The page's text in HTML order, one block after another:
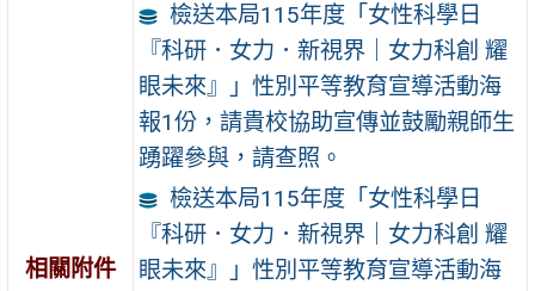
相關附件
檢送本局115年度「女性科學日
『科研．女力．新視界｜女力科創 耀
眼未來』」性別平等教育宣導活動海
報1份，請貴校協助宣傳並鼓勵親師生
踴躍參與，請查照。
檢送本局115年度「女性科學日
『科研．女力．新視界｜女力科創 耀
眼未來』」性別平等教育宣導活動海